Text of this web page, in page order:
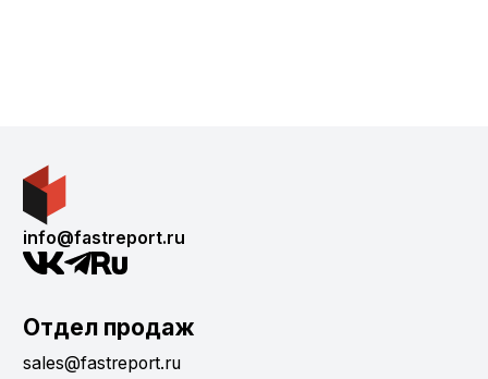
info@fastreport.ru
Отдел продаж
sales@fastreport.ru